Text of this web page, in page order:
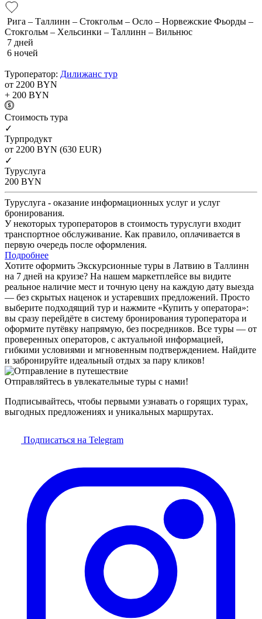
Рига – Таллинн – Стокгольм – Осло – Норвежские Фьорды –
Стокгольм – Хельсинки – Таллинн – Вильнюс
7 дней
6 ночей
Туроператор: Дилижанс тур
от 2200 BYN
+ 200 BYN
Cтоимость тура
✓
Турпродукт
от 2200 BYN (630 EUR)
✓
Туруслуга
200 BYN
Туруслуга - оказание информационных услуг и услуг
бронирования.
У некоторых туроператоров в стоимость туруслуги входит
транспортное обслуживание. Как правило, оплачивается в
первую очередь после оформления.
Подробнее
Хотите оформить Экскурсионные туры в Латвию в Таллинн
на 7 дней на круизе? На нашем маркетплейсе вы видите
реальное наличие мест и точную цену на каждую дату выезда
— без скрытых наценок и устаревших предложений. Просто
выберите подходящий тур и нажмите «Купить у оператора»:
вы сразу перейдёте в систему бронирования туроператора и
оформите путёвку напрямую, без посредников. Все туры — от
проверенных операторов, с актуальной информацией,
гибкими условиями и мгновенным подтверждением. Найдите
и забронируйте идеальный отдых за пару кликов!
Отправляйтесь в увлекательные туры с нами!
Подписывайтесь, чтобы первыми узнавать о горящих турах,
выгодных предложениях и уникальных маршрутах.
Подписаться на Telegram